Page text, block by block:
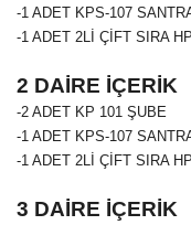
-1 ADET KPS-107
-1 ADET 2Lİ ÇİFT SIRA
2 DAİRE İÇERİK
-2 ADET KP 101 ŞUBE
-1 ADET KPS-107
-1 ADET 2Lİ ÇİFT SIRA
3 DAİRE İÇERİK